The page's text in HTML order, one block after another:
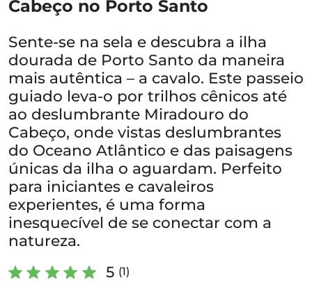
Cabeço no Porto Santo
Sente-se na sela e descubra a ilha
dourada de Porto Santo da maneira
mais autêntica – a cavalo. Este passeio
guiado leva-o por trilhos cênicos até
ao deslumbrante Miradouro do
Cabeço, onde vistas deslumbrantes
do Oceano Atlântico e das paisagens
únicas da ilha o aguardam. Perfeito
para iniciantes e cavaleiros
experientes, é uma forma
inesquecível de se conectar com a
natureza.
5 (1)